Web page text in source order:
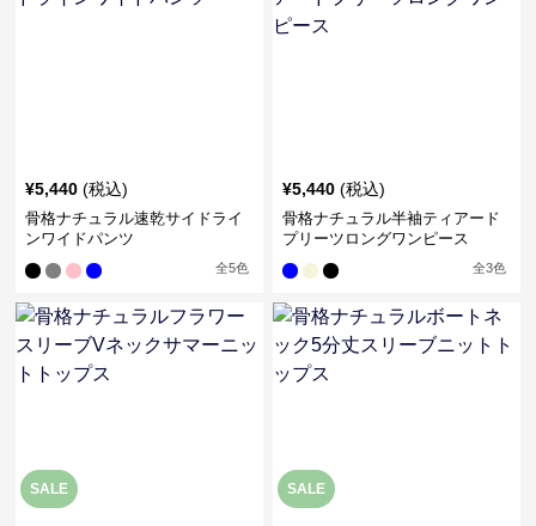
¥5,440 (税込)
骨格ナチュラル速乾サイドライ
ンワイドパンツ
全5色
¥5,440 (税込)
骨格ナチュラル半袖ティアード
プリーツロングワンピース
全3色
SALE SALE